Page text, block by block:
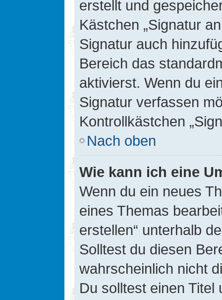
erstellt und
Kästchen „Signatur
Signatur auch
Bereich das
aktivierst. Wenn du
Signatur verfassen
Kontrollkästchen
Nach oben
Wie kann ich eine
Wenn du ein neues
eines Themas
erstellen“ unterhalb
Solltest du diesen
wahrscheinlich nicht
Du solltest einen